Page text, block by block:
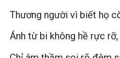
Thương người vì biết họ
Ánh từ bi không hề rực rỡ,